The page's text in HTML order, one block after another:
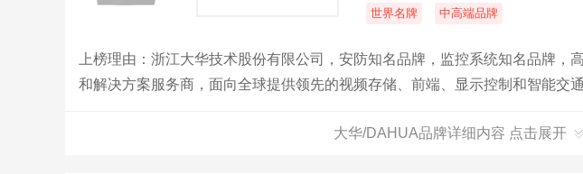
世界名牌 中高端品牌
上榜理由：浙江大华技术股份有限公司，安防知名品牌，监控系统知名品牌，
和解决方案服务商，面向全球提供领先的视频存储、前端、显示控制和智能交
大华/DAHUA品牌详细内容 点击展开